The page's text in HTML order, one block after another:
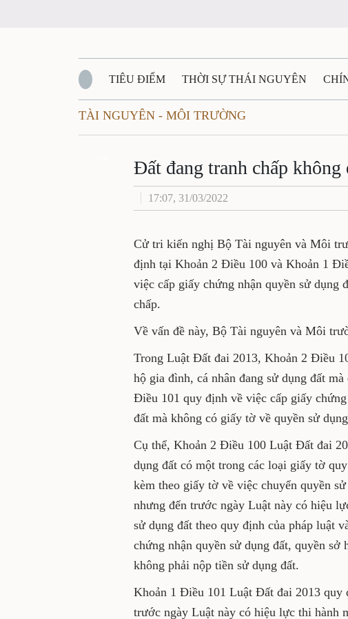
TIÊU ĐIỂM THỜI SỰ THÁI NGUYÊN
QUỐC PHÒNG - AN NINH BẠN ĐỌC
QUÊ HƯƠNG - ĐẤT NƯỚC QUỐC TẾ TÀI
VĂN BẢN, CHÍNH SÁCH MỚI
TÀI NGUYÊN - MÔI TRƯỜNG
Đất đang tranh chấp không
17:07, 31/03/2022
Cử tri kiến nghị Bộ Tài nguyên và Môi
định tại Khoản 2 Điều 100 và Khoản 1
việc cấp giấy chứng nhận quyền sử dụng
chấp.
Về vấn đề này, Bộ Tài nguyên và Môi
Trong Luật Đất đai 2013, Khoản 2 Điều
hộ gia đình, cá nhân đang sử dụng đất
Điều 101 quy định về việc cấp giấy
đất mà không có giấy tờ về quyền sử
Cụ thể, Khoản 2 Điều 100 Luật Đất đai
dụng đất có một trong các loại giấy tờ
kèm theo giấy tờ về việc chuyển quyền
nhưng đến trước ngày Luật này có hiệu
sử dụng đất theo quy định của pháp luật
chứng nhận quyền sử dụng đất, quyền
không phải nộp tiền sử dụng đất.
Khoản 1 Điều 101 Luật Đất đai 2013 quy
trước ngày Luật này có hiệu lực thi hành